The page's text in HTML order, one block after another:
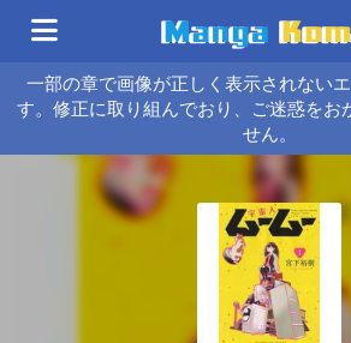
一部の章で画像が正しく表示されない
す。修正に取り組んでおり、ご迷惑をお
せん。